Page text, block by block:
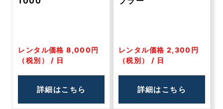
レンタル価格 8,000円
（税別） / 日
詳細はこちら
レンタル価格 2,300円
（税別） / 日
詳細はこちら